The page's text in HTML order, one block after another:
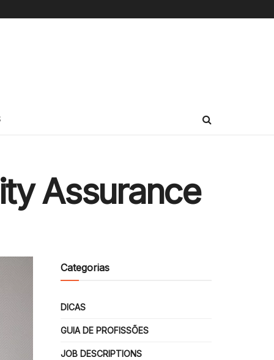
Assurance
Categorias
DICAS
GUIA DE PROFISSÕES
JOB DESCRIPTIONS